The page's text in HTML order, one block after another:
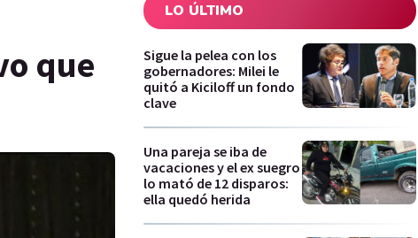
que
LO ÚLTIMO
Sigue la pelea con los
gobernadores: Milei le
quitó a Kiciloff un fondo
clave
Una pareja se iba de
vacaciones y el ex suegro
lo mató de 12 disparos:
ella quedó herida